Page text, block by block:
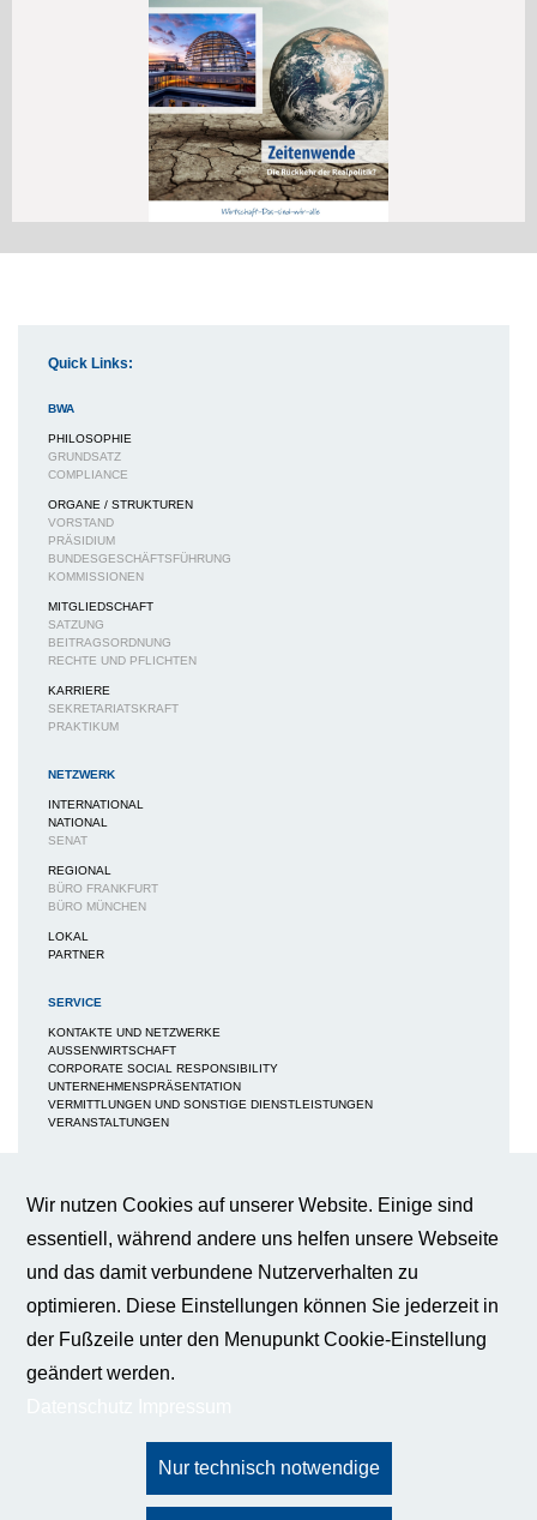
Quick Links:
BWA
PHILOSOPHIE
GRUNDSATZ
COMPLIANCE
ORGANE / STRUKTUREN
VORSTAND
PRÄSIDIUM
BUNDESGESCHÄFTSFÜHRUNG
KOMMISSIONEN
MITGLIEDSCHAFT
SATZUNG
BEITRAGSORDNUNG
RECHTE UND PFLICHTEN
KARRIERE
SEKRETARIATSKRAFT
PRAKTIKUM
NETZWERK
INTERNATIONAL
NATIONAL
SENAT
REGIONAL
BÜRO FRANKFURT
BÜRO MÜNCHEN
LOKAL
PARTNER
SERVICE
KONTAKTE UND NETZWERKE
AUSSENWIRTSCHAFT
CORPORATE SOCIAL RESPONSIBILITY
UNTERNEHMENSPRÄSENTATION
VERMITTLUNGEN UND SONSTIGE DIENSTLEISTUNGEN
VERANSTALTUNGEN
NEWS / BERICHTE / ARTIKEL
BROSCHÜREN
FAQS
BROSCHÜRE INNOVATION - KÜNSTLICHE INTELLIGENZ
PRESSE
Wir nutzen Cookies auf unserer Website. Einige sind
essentiell, während andere uns helfen unsere Webseite
und das damit verbundene Nutzerverhalten zu
optimieren. Diese Einstellungen können Sie jederzeit in
der Fußzeile unter den Menupunkt Cookie-Einstellung
geändert werden.
Cookie-Einstellungen
Wir verwenden Cookies auf dieser
Webseite, um Ihnen ein bestmögliches
Nutzungserlebnis zu gewährleisten.
Weitere Informationen
Diese Cookies sind für die
Funktionalität unserer Website
erforderlich und können nicht